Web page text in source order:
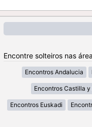
Encontre solteiros nas
Encontros Andalucia
Encontros Castilla y
Encontros Euskadi